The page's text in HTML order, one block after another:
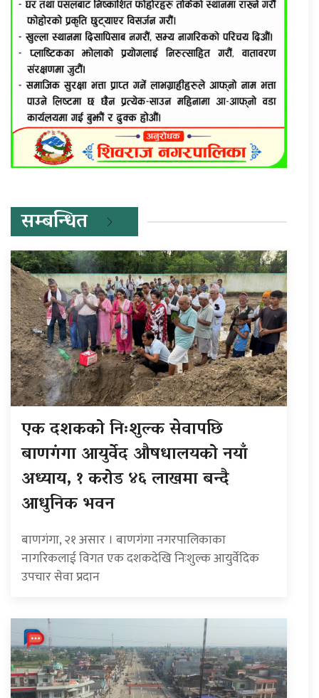
सम्बन्धित
एक दशकको निःशुल्क सेवापछि
बाणगंगा आयुर्वेद औषधालयको नयाँ
अध्याय, १ करोड ४६ लाखमा बन्दै
आधुनिक भवन
बाणगंगा, २१ असार । बाणगंगा नगरपालिकाका
नागरिकलाई विगत एक दशकदेखि निःशुल्क आयुर्वेदिक
उपचार सेवा प्रदान